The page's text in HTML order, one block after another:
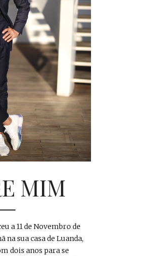
MIM
a 11 de Novembro de
na sua casa de Luanda,
dois anos para se